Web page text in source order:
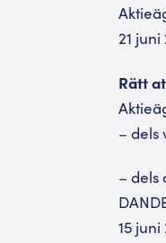
21
Rätt
– dels
– dels
15